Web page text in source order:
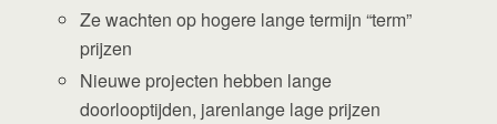
Ze wachten op hogere lange termijn “term”
prijzen
Nieuwe projecten hebben lange
doorlooptijden, jarenlange lage prijzen